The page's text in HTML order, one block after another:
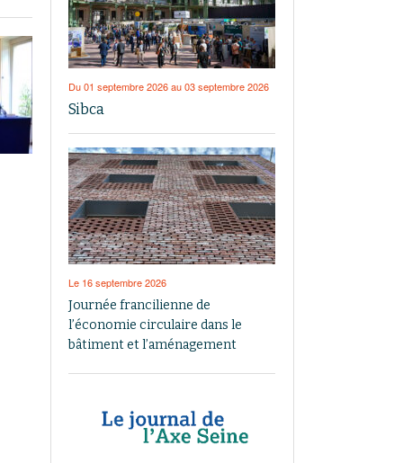
Du 01 septembre 2026 au 03 septembre 2026
Sibca
Le 16 septembre 2026
Journée francilienne de
l’économie circulaire dans le
bâtiment et l’aménagement